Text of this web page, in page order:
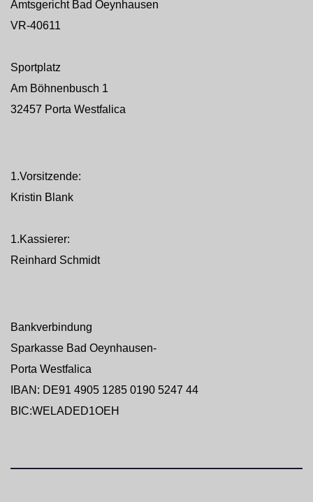
Amtsgericht Bad Oeynhausen
VR-40611
Sportplatz
Am Böhnenbusch 1
32457 Porta Westfalica
1.Vorsitzende:
Kristin Blank
1.Kassierer:
Reinhard Schmidt
Bankverbindung
Sparkasse Bad Oeynhausen-
Porta Westfalica
IBAN: DE91 4905 1285 0190 5247 44
BIC:WELADED1OEH